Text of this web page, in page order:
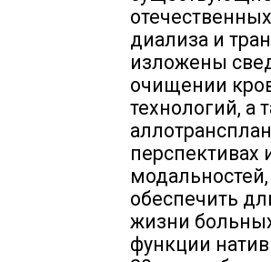
диализа и
изложены
очищении
технологий, а
перспективах
обеспечить
жизни
функции